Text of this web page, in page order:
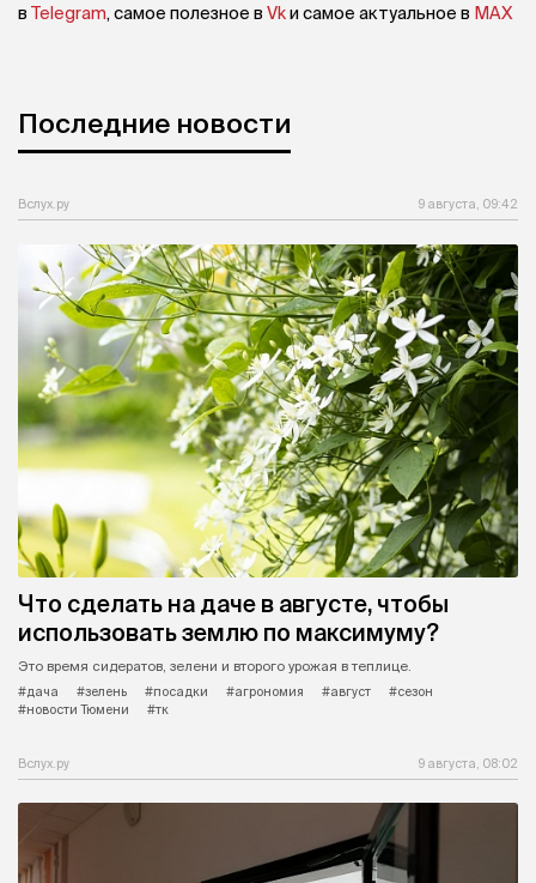
в Telegram, самое полезное в Vkи самое актуальное в MAX
Последние новости
Вслух.ру 9 августа, 09:42
Что сделать на даче в августе, чтобы
использовать землю по максимуму?
Это время сидератов, зелени и второго урожая в теплице.
#дача
#зелень #посадки #агрономия #август
#сезон
#новости Тюмени
#тк
Вслух.ру 9 августа, 08:02